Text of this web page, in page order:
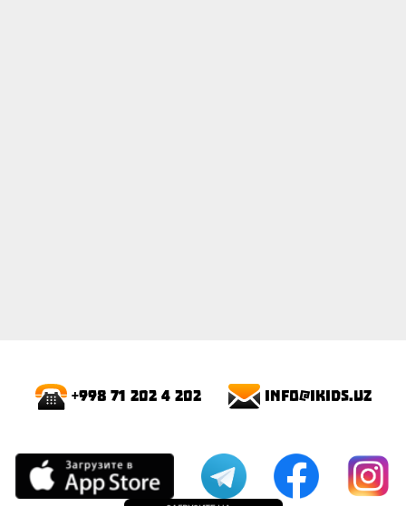
+998 71 202 4 202 info@ikids.uz